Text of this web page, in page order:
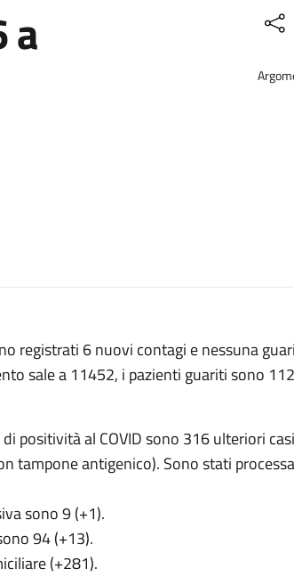
a
registrati 6 nuovi contagi e nessuna
sale a 11452, i pazienti guariti sono
positività al COVID sono 316 ulteriori
tampone antigenico). Sono stati
sono 9 (+1).
94 (+13).
(+281).